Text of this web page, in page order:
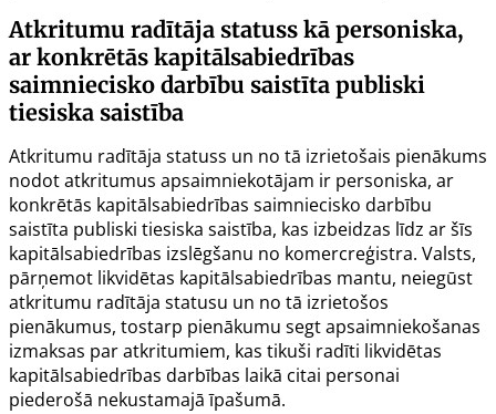
Atkritumu radītāja statuss kā personiska,
ar konkrētās kapitālsabiedrības
saimniecisko darbību saistīta publiski
tiesiska saistība
Atkritumu radītāja statuss un no tā izrietošais pienākums
nodot atkritumus apsaimniekotājam ir personiska, ar
konkrētās kapitālsabiedrības saimniecisko darbību
saistīta publiski tiesiska saistība, kas izbeidzas līdz ar šīs
kapitālsabiedrības izslēgšanu no komercreģistra. Valsts,
pārņemot likvidētas kapitālsabiedrības mantu, neiegūst
atkritumu radītāja statusu un no tā izrietošos
pienākumus, tostarp pienākumu segt apsaimniekošanas
izmaksas par atkritumiem, kas tikuši radīti likvidētas
kapitālsabiedrības darbības laikā citai personai
piederošā nekustamajā īpašumā.